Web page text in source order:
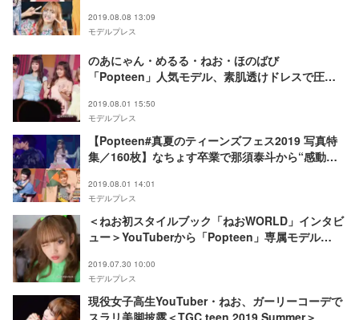
2019.08.08 13:09
モデルプレス
のあにゃん・めるる・ねお・ほのばび
「Popteen」人気モデル、素肌透けドレスで圧巻
2019.08.01 15:50
モデルプレス
【Popteen#真夏のティーンズフェス2019 写真特
集／160枚】なちょす卒業で那須泰斗から“感動サ
2019.08.01 14:01
モデルプレス
＜ねお初スタイルブック「ねおWORLD」インタビ
ュー＞YouTuberから「Popteen」専属モデル
た」
2019.07.30 10:00
モデルプレス
現役女子高生YouTuber・ねお、ガーリーコーデで
スラリ美脚披露＜TGC teen 2019 Summer＞